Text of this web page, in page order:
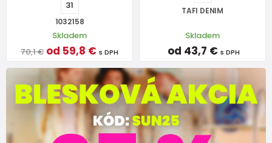
31
1032158
Skladem
70,1 € od 59,8 € s DPH
TAFI DENIM
Skladem
od 43,7 € s DPH